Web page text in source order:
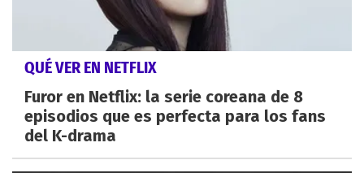
QUÉ VER EN NETFLIX
Furor en Netflix: la serie coreana de 8
episodios que es perfecta para los fans
del K-drama